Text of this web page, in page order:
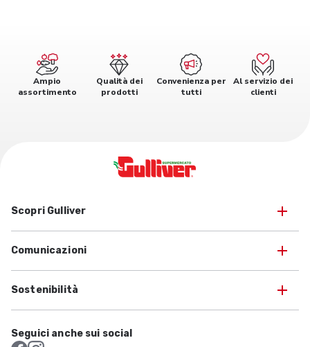
Ampio
assortimento
Qualità dei
prodotti
Convenienza per
tutti
Al servizio dei
clienti
Scopri Gulliver
Comunicazioni
Sostenibilità
Seguici anche sui social